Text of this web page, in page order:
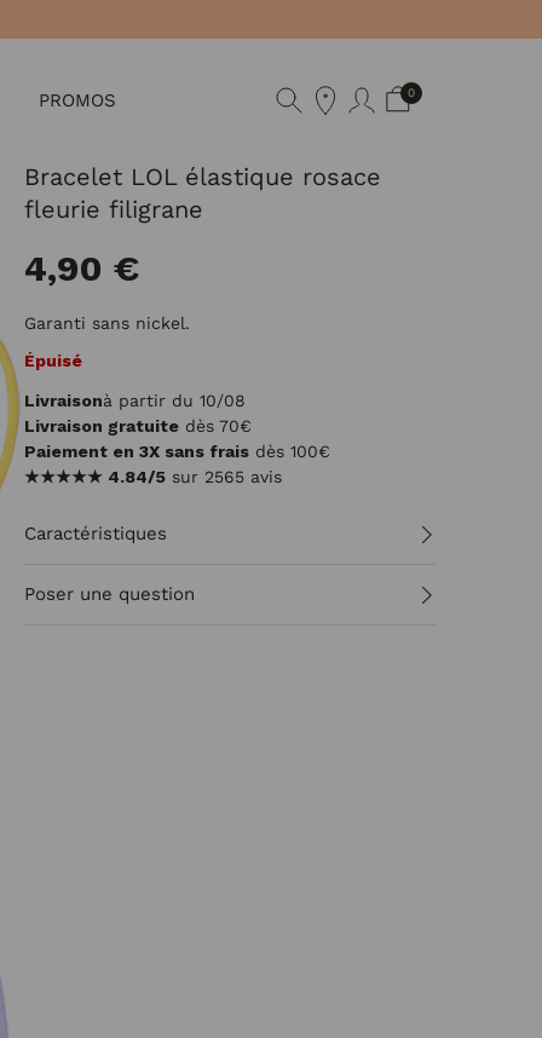
PROMOS 0
Bracelet LOL élastique rosace
fleurie filigrane
4,90 €
Garanti sans nickel.
Épuisé
Livraisonà partir du 10/08
Livraison gratuite dès 70€
Paiement en 3X sans frais dès 100€
★★★★★ 4.84/5 sur 2565 avis
Caractéristiques
Poser une question